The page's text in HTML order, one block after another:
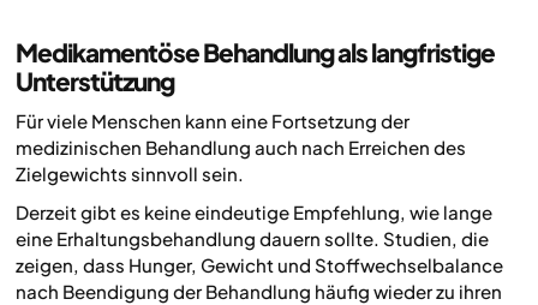
Medikamentöse Behandlung als langfristige
Unterstützung
Für viele Menschen kann eine Fortsetzung der
medizinischen Behandlung auch nach Erreichen des
Zielgewichts sinnvoll sein.
Derzeit gibt es keine eindeutige Empfehlung, wie lange
eine Erhaltungsbehandlung dauern sollte. Studien, die
zeigen, dass Hunger, Gewicht und Stoffwechselbalance
nach Beendigung der Behandlung häufig wieder zu ihren